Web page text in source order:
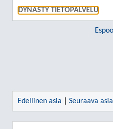
DYNASTY TIETOPALVELU
Edellinen asia Seuraava asia